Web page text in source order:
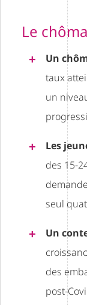
Le
Un
taux
un
Les
des 15-
seul
Un
des
post-